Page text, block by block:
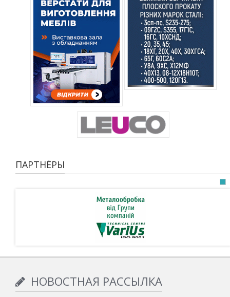
ПАРТНЁРЫ
НОВОСТНАЯ РАССЫЛКА